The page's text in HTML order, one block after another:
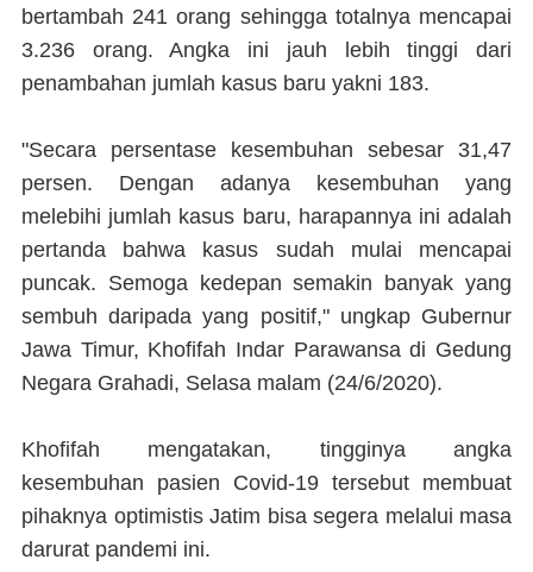
bertambah 241 orang sehingga totalnya mencapai
3.236 orang. Angka ini jauh lebih tinggi dari
penambahan jumlah kasus baru yakni 183.
"Secara persentase kesembuhan sebesar 31,47
persen. Dengan adanya kesembuhan yang
melebihi jumlah kasus baru, harapannya ini adalah
pertanda bahwa kasus sudah mulai mencapai
puncak. Semoga kedepan semakin banyak yang
sembuh daripada yang positif," ungkap Gubernur
Jawa Timur, Khofifah Indar Parawansa di Gedung
Negara Grahadi, Selasa malam (24/6/2020).
Khofifah mengatakan, tingginya angka
kesembuhan pasien Covid-19 tersebut membuat
pihaknya optimistis Jatim bisa segera melalui masa
darurat pandemi ini.